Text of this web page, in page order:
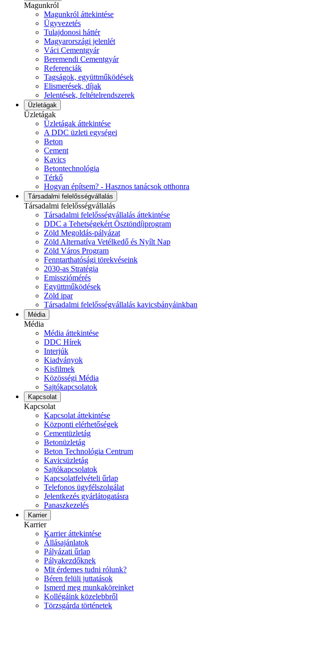
Magunkról
Magunkról áttekintése
Ügyvezetés
Tulajdonosi háttér
Magyarországi jelenlét
Váci Cementgyár
Beremendi Cementgyár
Referenciák
Tagságok, együttműködések
Elismerések, díjak
Jelentések, feltételrendszerek
Üzletágak
Üzletágak
Üzletágak áttekintése
A DDC üzleti egységei
Beton
Cement
Kavics
Betontechnológia
Térkő
Hogyan építsem? - Hasznos tanácsok otthonra
Társadalmi felelősségvállalás
Társadalmi felelősségvállalás
Társadalmi felelősségvállalás áttekintése
DDC a Tehetségekért Ösztöndíjprogram
Zöld Megoldás-pályázat
Zöld Alternatíva Vetélkedő és Nyílt Nap
Zöld Város Program
Fenntarthatósági törekvéseink
2030-as Stratégia
Emissziómérés
Együttműködések
Zöld ipar
Társadalmi felelősségvállalás kavicsbányáinkban
Média
Média
Média áttekintése
DDC Hírek
Interjúk
Kiadványok
Kisfilmek
Közösségi Média
Sajtókapcsolatok
Kapcsolat
Kapcsolat
Kapcsolat áttekintése
Központi elérhetőségek
Cementüzletág
Betonüzletág
Beton Technológia Centrum
Kavicsüzletág
Sajtókapcsolatok
Kapcsolatfelvételi űrlap
Telefonos ügyfélszolgálat
Jelentkezés gyárlátogatásra
Panaszkezelés
Karrier
Karrier
Karrier áttekintése
Állásajánlatok
Pályázati űrlap
Pályakezdőknek
Mit érdemes tudni rólunk?
Béren felüli juttatások
Ismerd meg munkaköreinket
Kollégáink közelebbről
Törzsgárda történetek